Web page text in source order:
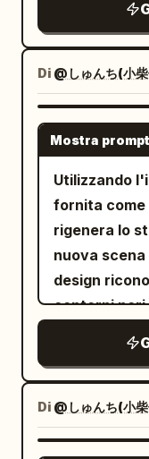
drammatico. Panel 3 caption: “3. (4–6s)
Failure” con
smoke
piano di un
bocca
nuvola di fumo grigio.
“4. (6–8s)
sottotitolo
bird tilts its
Immagine: il
imbarazzato
uccellino blu
Panel 5
nose. It
biggest
primissimo
erba, rocce
fiori simili a
piccoli petali
Sullo
dal vento in
cactus e
colline blu,
soffici
montagna
un
con uno
albero
innevata
disposte
gigante al
blu simili a
con pelle
nera a collo
un
con
appoggia la
emotivo tra
indossa
con finiture
si svolge
il tramonto
paesaggio
solare
avvolge
La
una
sfondo
foschia
Di @しゅんち(小
Mostra
Utilizzando
fornita come
rigenera lo
nuova
design
contorni
animato.
stia
mano che
aggiungi
per
Di @しゅんち(小